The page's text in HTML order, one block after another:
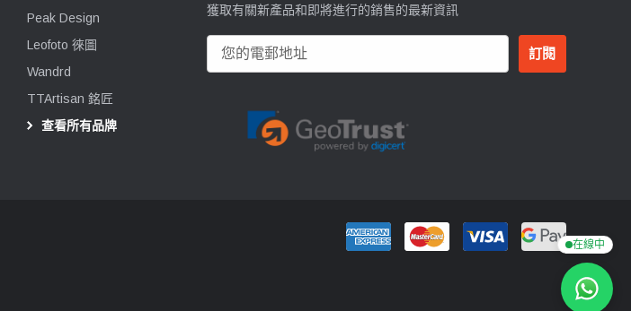
Peak Design
Leofoto 徠圖
Wandrd
TTArtisan 銘匠
查看所有品牌
獲取有關新產品和即將進行的銷售的最新資訊
郵
在線中